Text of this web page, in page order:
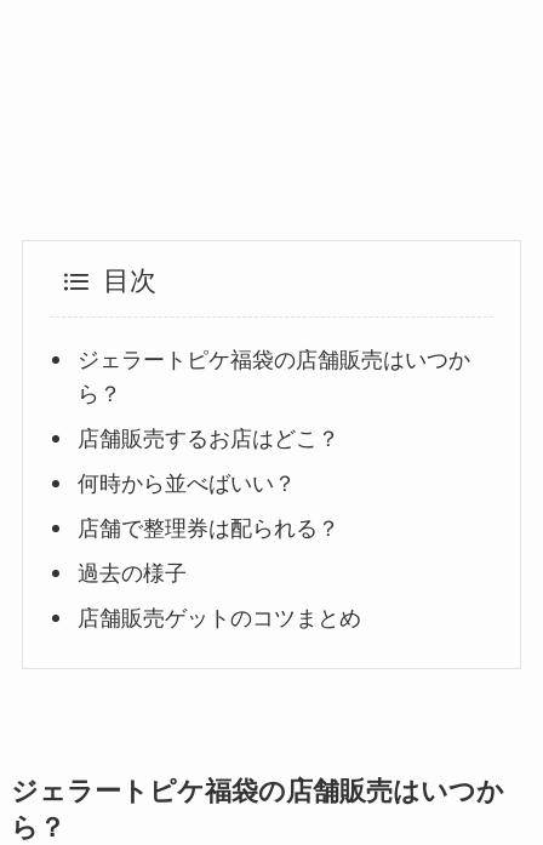
目次
ジェラートピケ福袋の店舗販売はいつか
ら？
店舗販売するお店はどこ？
何時から並べばいい？
店舗で整理券は配られる？
過去の様子
店舗販売ゲットのコツまとめ
ジェラートピケ福袋の店舗販売はいつか
ら？